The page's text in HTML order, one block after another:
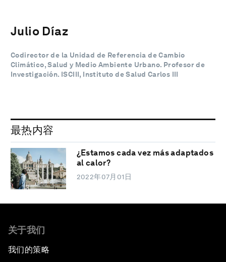
Julio Díaz
Codirector de la Unidad de Referencia de Cambio
Climático, Salud y Medio Ambiente Urbano. Profesor de
Investigación. ISCIII, Instituto de Salud Carlos III
最热内容
¿Estamos cada vez más adaptados
al calor?
2022年07月01日
关于我们
我们的策略